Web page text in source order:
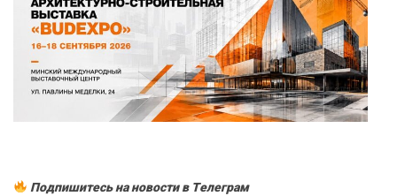
Подпишитесь на новости в Tелеграм